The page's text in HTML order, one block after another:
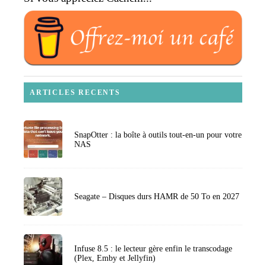
ARTICLES RECENTS
SnapOtter : la boîte à outils tout-en-un pour votre
NAS
Seagate – Disques durs HAMR de 50 To en 2027
Infuse 8.5 : le lecteur gère enfin le transcodage
(Plex, Emby et Jellyfin)